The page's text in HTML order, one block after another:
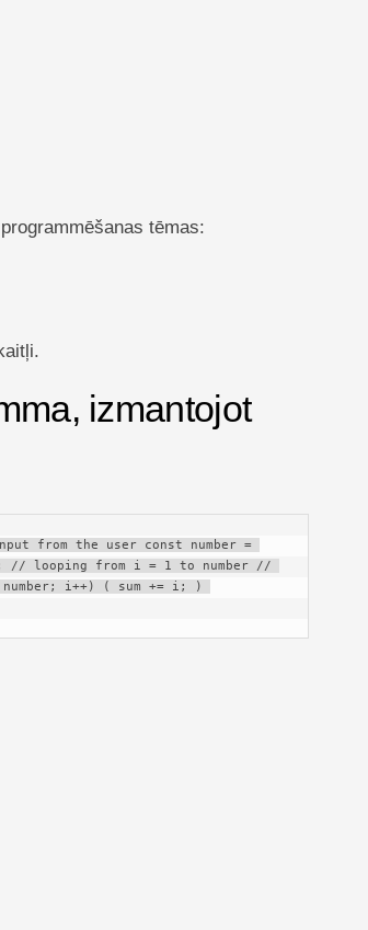
tēmas:
izmantojot
from the user const number =
// looping from i = 1 to number //
i++) ( sum += i; )